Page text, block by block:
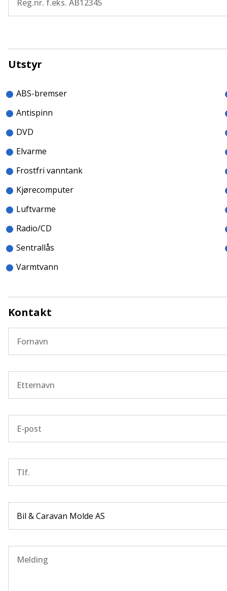
Utstyr
ABS-bremser
Antispinn
DVD
Elvarme
Frostfri vanntank
Kjørecomputer
Luftvarme
Radio/CD
Sentrallås
Varmtvann
Kontakt